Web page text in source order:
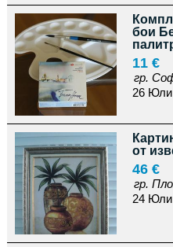
бои
11 €
гр.
26 Юли
от
46 €
гр.
24 Юли